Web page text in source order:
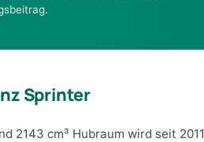
Sprinter
2143 cm³ Hubraum wird seit 2011